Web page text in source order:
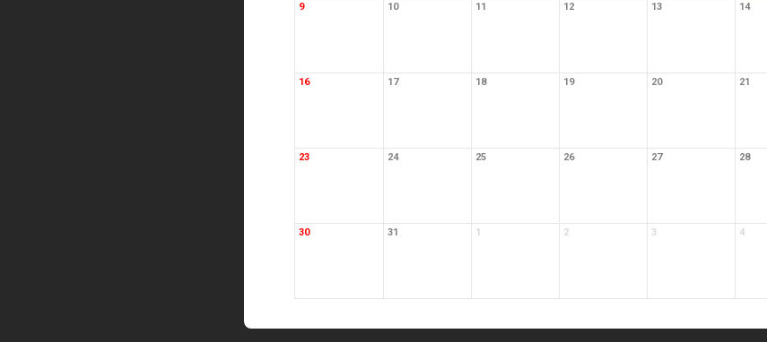
9 10 11 12 13 14
16 17 18 19 20 21
23 24 25 26 27 28
30 31 1 2 3 4